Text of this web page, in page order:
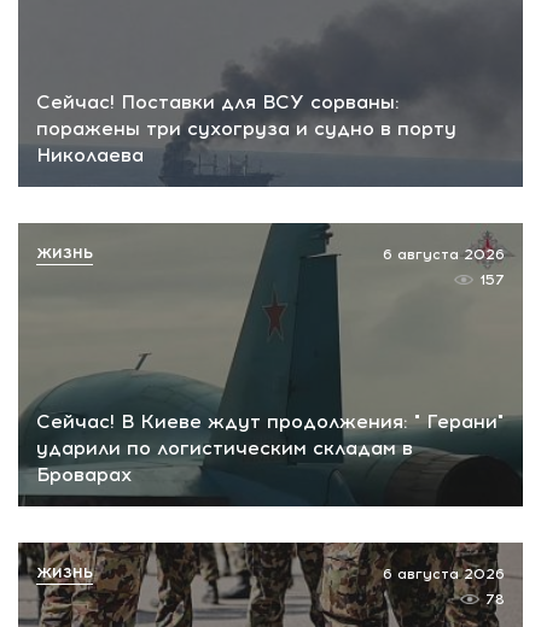
Сейчас! Поставки для ВСУ сорваны:
поражены три сухогруза и судно в порту
Николаева
Сейчас! В Киеве ждут продолжения: " Герани"
ударили по логистическим складам в
Броварах
6 августа 2026
157
ЖИЗНЬ
6 августа 2026
78
ЖИЗНЬ